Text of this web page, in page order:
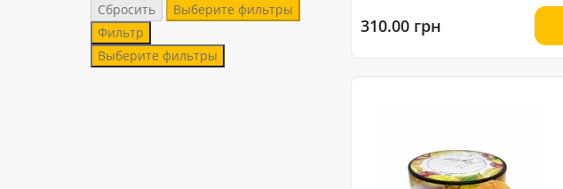
Сбросить
Выберите фильтры
Фильтр
Выберите фильтры
310.00 грн